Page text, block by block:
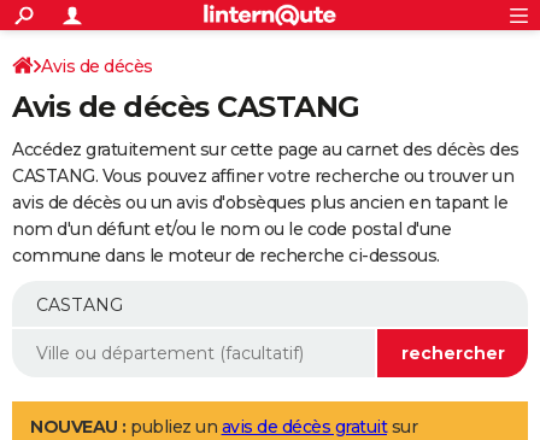
ACTUALITÉS
Politique
Société
Faits Divers
Education
Monde
Villes
+
SPORT
Coupe du monde 2026
Football
Tennis
Cyclisme
Rugby
Forum
Programme TV
TNT
Streaming
Cinéma
Sorties cinéma
Musique
+
FINANCE
Retraite
Epargne
Immobilier
Risques naturels par ville
Banque
Assurance
AUTO
Essais
Réserver un essai
Citadines
Berlines
SUV
Forum auto
+
Mobiles
Meilleur smartphone
Internet
Ordinateurs
Jeux vidéo
Guide high-tech
Aménagement intérieur
LIFESTYLE
Avis de décès
Avis de décès CASTANG
Accédez gratuitement sur cette page au carnet des décès des
CASTANG. Vous pouvez affiner votre recherche ou trouver un
avis de décès ou un avis d'obsèques plus ancien en tapant le
nom d'un défunt et/ou le nom ou le code postal d'une
commune dans le moteur de recherche ci-dessous.
NOUVEAU : publiez un avis de décès gratuitsur